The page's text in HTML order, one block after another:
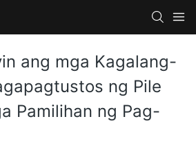
ang mga Kagalang-
ng Pile
Pamilihan ng Pag-